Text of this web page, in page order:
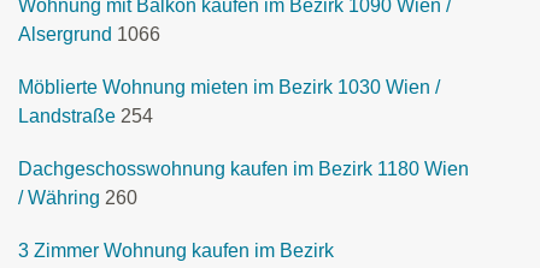
Wohnung mit Balkon kaufen im Bezirk 1090 Wien /
Alsergrund 1066
Möblierte Wohnung mieten im Bezirk 1030 Wien /
Landstraße 254
Dachgeschosswohnung kaufen im Bezirk 1180 Wien
/ Währing 260
3 Zimmer Wohnung kaufen im Bezirk